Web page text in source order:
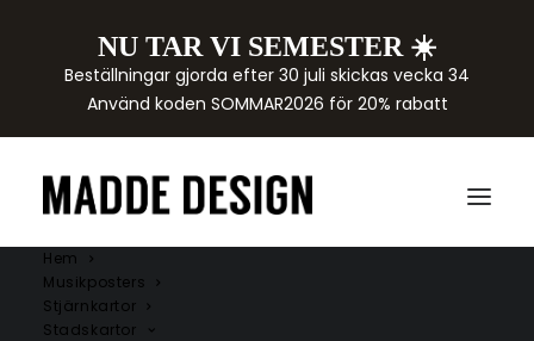
NU TAR VI SEMESTER ☀️
Beställningar gjorda efter 30 juli skickas vecka 34
Använd koden SOMMAR2026 för 20% rabatt
Hem
Musikposters
Stjärnkartor
Stadskartor